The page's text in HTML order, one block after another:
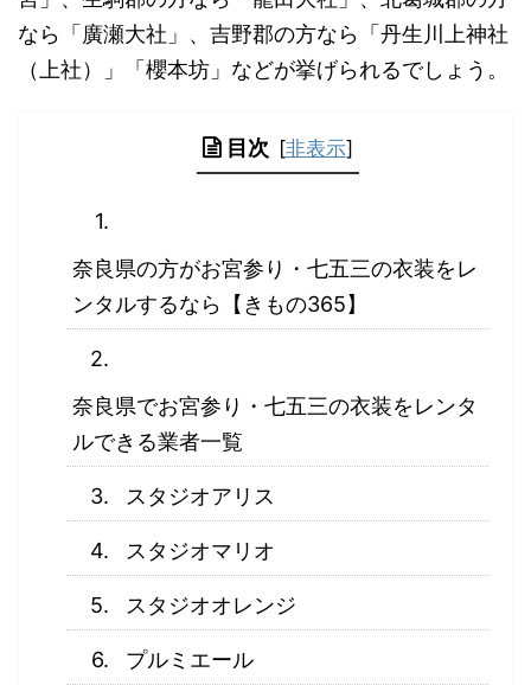
なら「廣瀬大社」、吉野郡の方なら「丹生川上神社
（上社）」「櫻本坊」などが挙げられるでしょう。
目次 [非表示]
奈良県の方がお宮参り・七五三の衣装をレ
ンタルするなら【きもの365】
奈良県でお宮参り・七五三の衣装をレンタ
ルできる業者一覧
スタジオアリス
スタジオマリオ
スタジオオレンジ
プルミエール